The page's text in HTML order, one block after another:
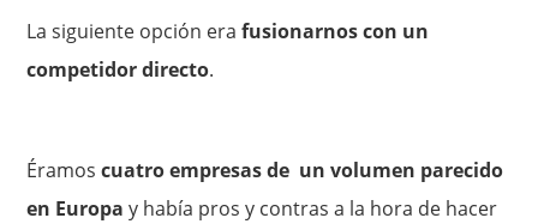
La siguiente opción erafusionarnos con un
competidor directo.
Éramoscuatro empresas de un volumen parecido
en Europa y había pros y contras a la hora de hacer